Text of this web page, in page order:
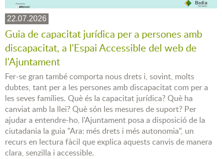
22.07.2026
Guia de capacitat jurídica per a persones amb
discapacitat, a l'Espai Accessible del web de
l'Ajuntament
Fer-se gran també comporta nous drets i, sovint, molts
dubtes, tant per a les persones amb discapacitat com per a
les seves famílies. Què és la capacitat jurídica? Què ha
canviat amb la llei? Què són les mesures de suport? Per
ajudar a entendre-ho, l'Ajuntament posa a disposició de la
ciutadania la guia "Ara: més drets i més autonomia", un
recurs en lectura fàcil que explica aquests canvis de manera
clara, senzilla i accessible.